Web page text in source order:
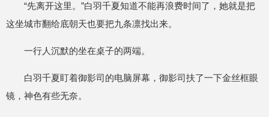
“先离开这里。”白羽千夏知道不能再浪费时间了，她就是把
这坐城市翻给底朝天也要把九条凛找出来。
一行人沉默的坐在桌子的两端。
白羽千夏盯着御影司的电脑屏幕，御影司扶了一下金丝框眼
镜，神色有些无奈。